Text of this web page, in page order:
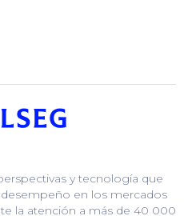
y tecnología que
en los mercados
la atención a más de 40 000